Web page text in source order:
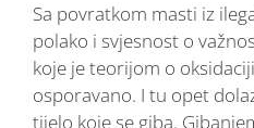
Sa povratkom masti iz
polako i svjesnost o
koje je teorijom o
osporavano. I tu opet
tijelo koje se giba.